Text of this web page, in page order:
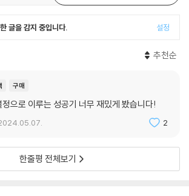
글을 감지 중입니다. 설정
추천순
구매
으로 이루는 성공기 너무 재밌게 봤습니다!
2
한줄평 전체보기